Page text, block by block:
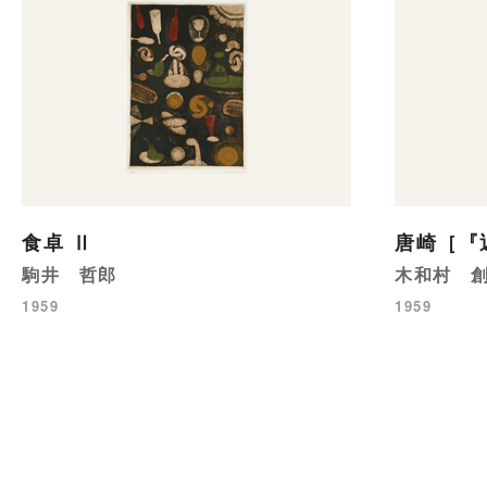
食卓 Ⅱ
駒井 哲郎
1959
唐崎［
木和村
1959